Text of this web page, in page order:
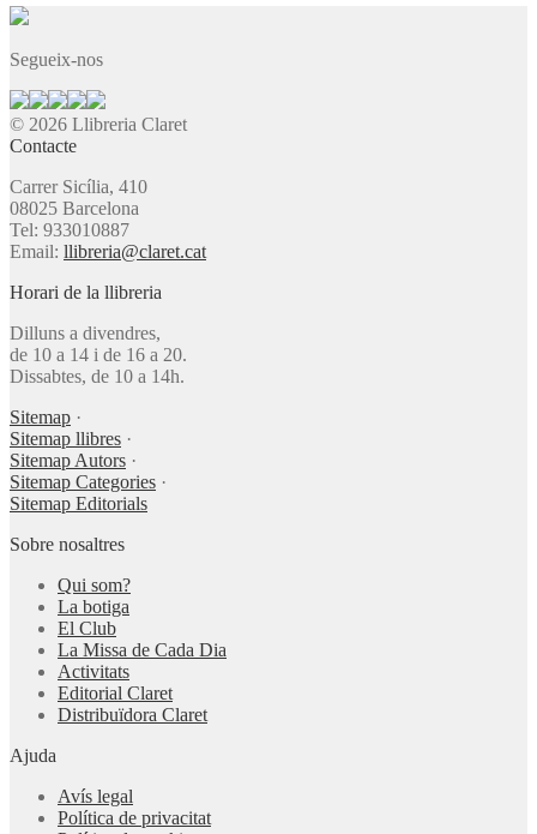
Segueix-nos
© 2026 Llibreria Claret
Contacte
Carrer Sicília, 410
08025 Barcelona
Tel: 933010887
Email: llibreria@claret.cat
Horari de la llibreria
Dilluns a divendres,
de 10 a 14 i de 16 a 20.
Dissabtes, de 10 a 14h.
Sitemap ·
Sitemap llibres ·
Sitemap Autors ·
Sitemap Categories ·
Sitemap Editorials
Sobre nosaltres
Qui som?
La botiga
El Club
La Missa de Cada Dia
Activitats
Editorial Claret
Distribuïdora Claret
Ajuda
Avís legal
Política de privacitat